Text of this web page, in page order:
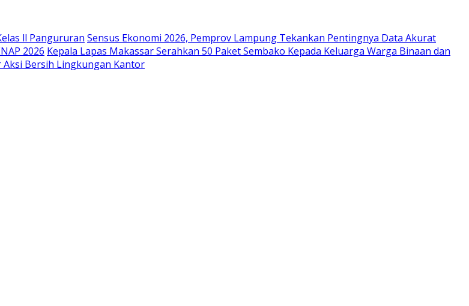
ll Pangururan Sensus Ekonomi 2026, Pemprov Lampung Tekankan Pentingnya Data Akurat
2026 Kepala Lapas Makassar Serahkan 50 Paket Sembako Kepada Keluarga Warga Binaan dan
Aksi Bersih Lingkungan Kantor